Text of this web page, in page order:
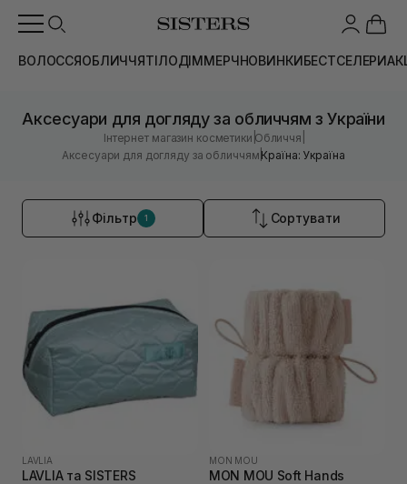
ВОЛОССЯОБЛИЧЧЯТІЛОДІММЕРЧНОВИНКИБЕСТСЕЛЕРИ
Аксесуари для догляду за обличчям з України
Інтернет магазин косметики |Обличчя
Аксесуари для догляду за обличчям |Країна: Україна
Фільтр 1 Сортувати
LAVLIA
LAVLIA та SISTERS
MON MOU
MON MOU Soft Hands